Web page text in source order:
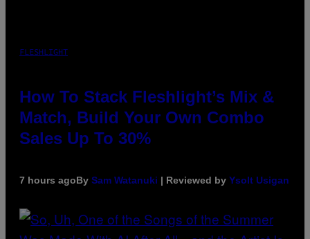
FLESHLIGHT
How To Stack Fleshlight’s Mix &
Match, Build Your Own Combo
Sales Up To 30%
7 hours agoBy Sam Watanuki | Reviewed by Ysolt Usigan